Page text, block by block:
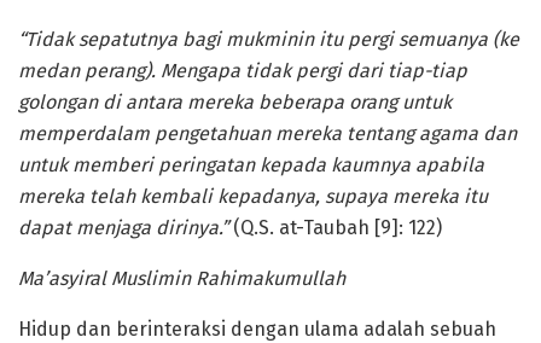
“Tidak sepatutnya bagi mukminin itu pergi semuanya (ke
medan perang). Mengapa tidak pergi dari tiap-tiap
golongan di antara mereka beberapa orang untuk
memperdalam pengetahuan mereka tentang agama dan
untuk memberi peringatan kepada kaumnya apabila
mereka telah kembali kepadanya, supaya mereka itu
dapat menjaga dirinya.”(Q.S. at-Taubah [9]: 122)
Ma’asyiral Muslimin Rahimakumullah
Hidup dan berinteraksi dengan ulama adalah sebuah